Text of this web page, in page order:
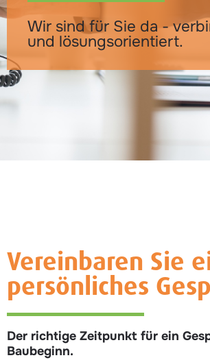
Wir sind für Sie da -
und lösungsorientiert.
Vereinbaren Sie
persönliches
Der richtige Zeitpunkt für ein
Baubeginn.